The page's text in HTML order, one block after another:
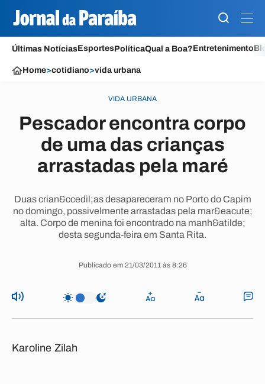
Últimas NotíciasEsportesPolíticaQual a Boa?Entretenimento
Home>cotidiano>vida urbana
VIDA URBANA
Pescador encontra corpo
de uma das crianças
arrastadas pela maré
Duas crian&ccedil;as desapareceram no Porto do Capim
no domingo, possivelmente arrastadas pela mar&eacute;
alta. Corpo de menina foi encontrado na manh&atilde;
desta segunda-feira em Santa Rita.
Publicado em 21/03/2011 às 8:26
Karoline Zilah